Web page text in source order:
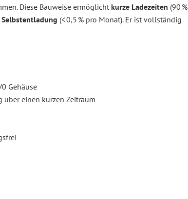
Diese Bauweise ermöglicht kurze Ladezeiten (90 %
(< 0,5 % pro Monat). Er ist vollständig
Gehäuse
über einen kurzen Zeitraum